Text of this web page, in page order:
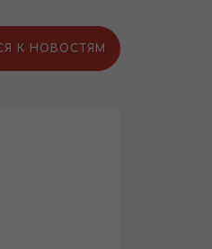
К НОВОСТЯМ